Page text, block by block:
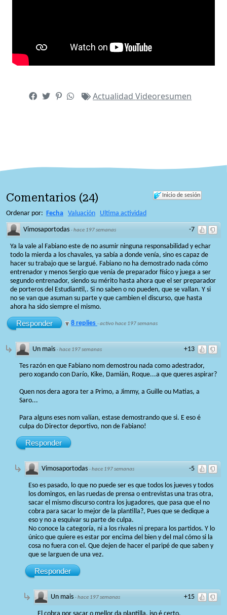
ActualidadVideoresumen
Inicio de sesión
Comentarios (24)
Ordenar por: Fecha Valuación Ultima actividad
-7
Vimosaportodas ·hace 197 semanas
Ya la vale al Fabiano este de no asumir ninguna responsabilidad y echar
todo la mierda a los chavales, ya sabía a donde venía, sino es capaz de
hacer su trabajo que se largué. Fabiano no ha demostrado nada cómo
entrenador y menos Sergio que venía de preparador físico y juega a ser
segundo entrenador, siendo su mérito hasta ahora que el ser preparador
de porteros del Estudiantil,. Si no saben o no pueden, que se vallan. Y si
no se van que asuman su parte y que cambien el discurso, que hasta
ahora ha sido siempre el mismo.
Responder 8 replies ·activo hace 197 semanas
+13
Un mais ·hace 197 semanas
Tes razón en que Fabiano nom demostrou nada como adestrador,
pero xogando con Darío, Kike, Damián, Roque...a que queres aspirar?
Quen nos dera agora ter a Primo, a Jimmy, a Guille ou Matias, a
Saro...
Para alguns eses nom valían, estase demostrando que si. E eso é
culpa do Director deportivo, non de Fabiano!
Responder
-5
Vimosaportodas ·hace 197 semanas
Eso es pasado, lo que no puede ser es que todos los jueves y todos
los domingos, en las ruedas de prensa o entrevistas una tras otra,
sacar el mismo discurso contra los jugadores, que pasa que el no
cobra para sacar lo mejor de la plantilla?, Pues que se dedique a
eso y no a esquivar su parte de culpa.
No conoce la categoría, ni a los rivales ni prepara los partidos. Y lo
único que quiere es estar por encima del bien y del mal cómo si la
cosa no fuera con el. Que dejen de hacer el paripé de que saben y
que se larguen de una vez.
Responder
+15
Un mais ·hace 197 semanas